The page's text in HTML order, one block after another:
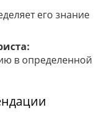
его знание
в определенной